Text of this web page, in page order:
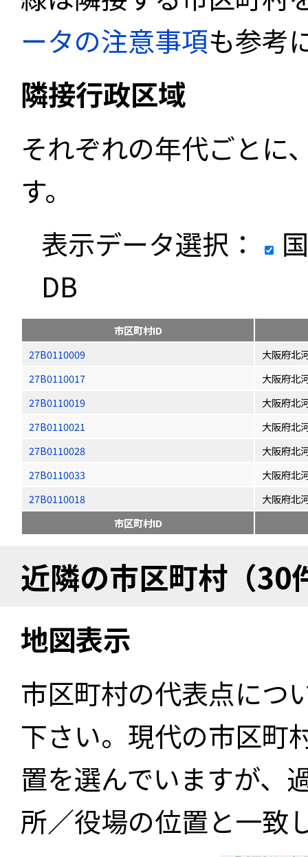
ータの注意事項も参考
隣接行政区域
それぞれの年代ごとに
す。
表示データ選択：
DB
市区町村ID
27B0110009
大阪府北
27B0110017
大阪府北
27B0110019
大阪府北
27B0110021
大阪府北
27B0110028
大阪府北
27B0110033
大阪府北
27B0110018
大阪府北
市区町村ID
近隣の市区町村（30
地図表示
市区町村の代表点につ
下さい。現代の市区町
置を選んでいますが、
所／役場の位置と一致